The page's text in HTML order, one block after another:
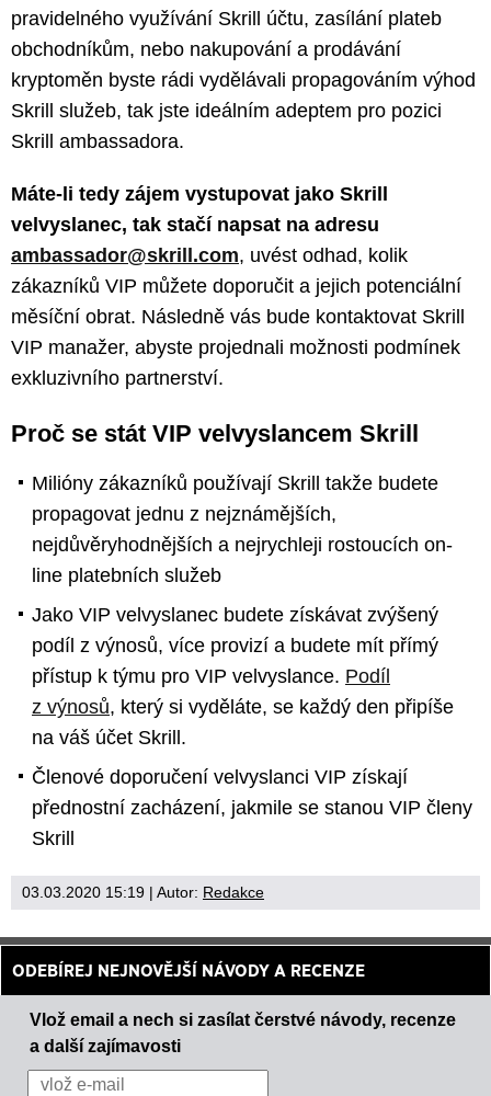
pravidelného využívání Skrill účtu, zasílání plateb
obchodníkům, nebo nakupování a prodávání
kryptoměn byste rádi vydělávali propagováním výhod
Skrill služeb, tak jste ideálním adeptem pro pozici
Skrill ambassadora.
Máte-li tedy zájem vystupovat jako Skrill
velvyslanec, tak stačí napsat na adresu
ambassador@skrill.com, uvést odhad, kolik
zákazníků VIP můžete doporučit a jejich potenciální
měsíční obrat. Následně vás bude kontaktovat Skrill
VIP manažer, abyste projednali možnosti podmínek
exkluzivního partnerství.
Proč se stát VIP velvyslancem Skrill
Milióny zákazníků používají Skrill takže budete
propagovat jednu z nejznámějších,
nejdůvěryhodnějších a nejrychleji rostoucích on-
line platebních služeb
Jako VIP velvyslanec budete získávat zvýšený
podíl z výnosů, více provizí a budete mít přímý
přístup k týmu pro VIP velvyslance. Podíl
z výnosů, který si vyděláte, se každý den připíše
na váš účet Skrill.
Členové doporučení velvyslanci VIP získají
přednostní zacházení, jakmile se stanou VIP členy
Skrill
03.03.2020 15:19 | Autor: Redakce
ODEBÍREJ NEJNOVĚJŠÍ NÁVODY A RECENZE
Vlož email a nech si zasílat čerstvé návody, recenze
a další zajímavosti